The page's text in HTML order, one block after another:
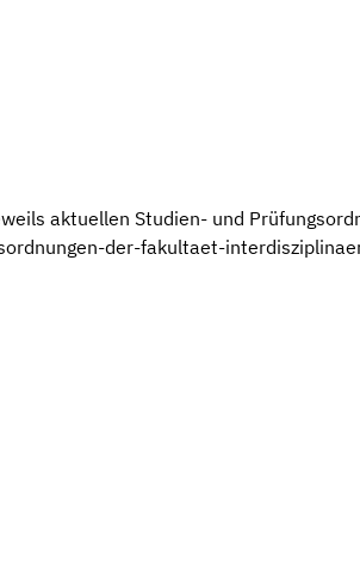
aktuellen Studien- und
der-fakultaet-